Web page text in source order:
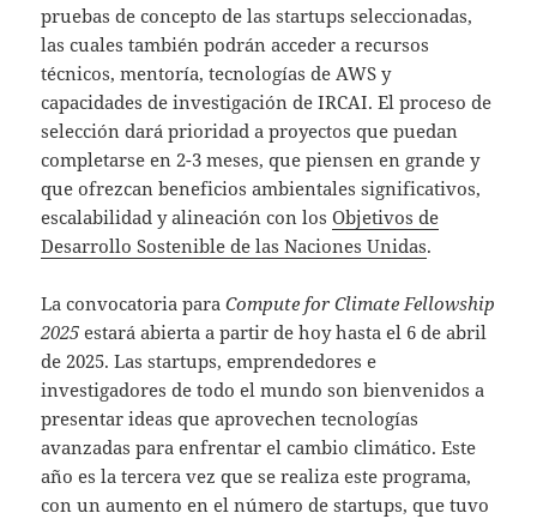
pruebas de concepto de las startups seleccionadas,
las cuales también podrán acceder a recursos
técnicos, mentoría, tecnologías de AWS y
capacidades de investigación de IRCAI. El proceso de
selección dará prioridad a proyectos que puedan
completarse en 2-3 meses, que piensen en grande y
que ofrezcan beneficios ambientales significativos,
escalabilidad y alineación con losObjetivos de
Desarrollo Sostenible de las Naciones Unidas.
La convocatoria paraCompute for Climate Fellowship
2025 estará abierta a partir de hoy hasta el 6 de abril
de 2025. Las startups, emprendedores e
investigadores de todo el mundo son bienvenidos a
presentar ideas que aprovechen tecnologías
avanzadas para enfrentar el cambio climático. Este
año es la tercera vez que se realiza este programa,
con un aumento en el número de startups, que tuvo